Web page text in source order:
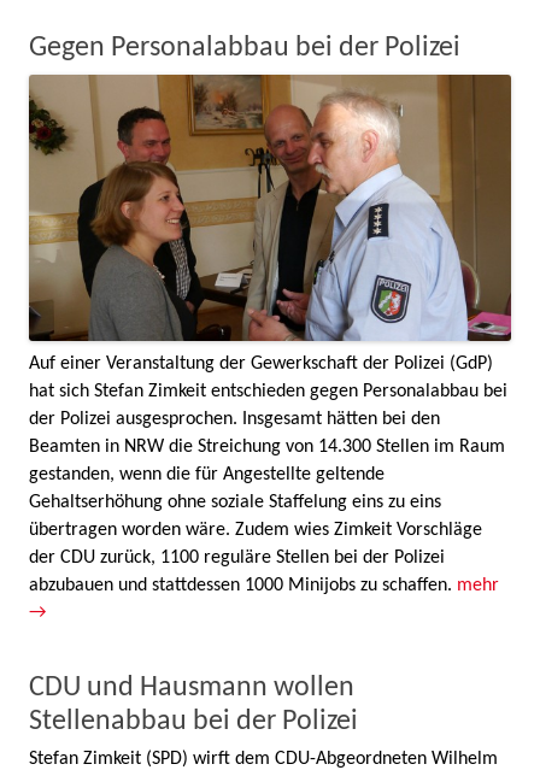
Gegen Personalabbau bei der Polizei
Auf einer Veranstaltung der Gewerkschaft der Polizei (GdP)
hat sich Stefan Zimkeit entschieden gegen Personalabbau bei
der Polizei ausgesprochen. Insgesamt hätten bei den
Beamten in NRW die Streichung von 14.300 Stellen im Raum
gestanden, wenn die für Angestellte geltende
Gehaltserhöhung ohne soziale Staffelung eins zu eins
übertragen worden wäre. Zudem wies Zimkeit Vorschläge
der CDU zurück, 1100 reguläre Stellen bei der Polizei
abzubauen und stattdessen 1000 Minijobs zu schaffen. mehr
→
CDU und Hausmann wollen
Stellenabbau bei der Polizei
Stefan Zimkeit (SPD) wirft dem CDU-Abgeordneten Wilhelm